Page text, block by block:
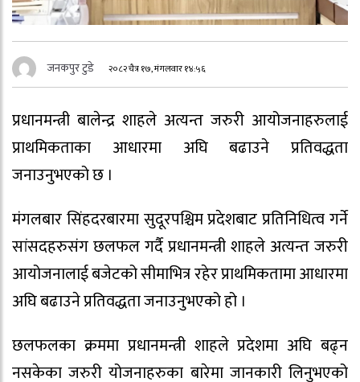
जनकपुर टुडे २०८२ चैत्र १७, मंगलवार १४:५६
प्रधानमन्त्री बालेन्द्र शाहले अत्यन्त जरुरी आयोजनाहरुलाई
प्राथमिकताका आधारमा अघि बढाउने प्रतिवद्धता
जनाउनुभएको छ ।
मंगलबार सिंहदरबारमा सुदूरपश्चिम प्रदेशबाट प्रतिनिधित्व गर्ने
सांसदहरुसंग छलफल गर्दै प्रधानमन्त्री शाहले अत्यन्त जरुरी
आयोजनालाई बजेटको सीमाभित्र रहेर प्राथमिकतामा आधारमा
अघि बढाउने प्रतिवद्धता जनाउनुभएको हो ।
छलफलका क्रममा प्रधानमन्त्री शाहले प्रदेशमा अघि बढ्न
नसकेका जरुरी योजनाहरुका बारेमा जानकारी लिनुभएको